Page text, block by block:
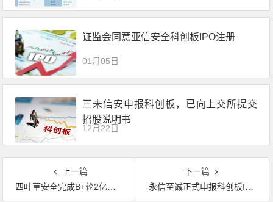
证监会同意亚信安全科创板IPO注册
01月05日
三未信安申报科创板，已向上交所提交
招股说明书
12月22日
上一篇
四叶草安全完成B+轮2亿元融资
下一篇
永信至诚正式申报科创板IPO，发行市值约34亿。